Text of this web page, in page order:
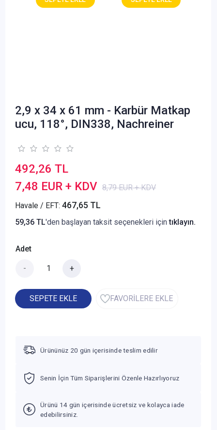
2,9 x 34 x 61 mm - Karbür Matkap
ucu, 118°, DIN338, Nachreiner
492,26 TL
7,48 EUR + KDV 8,79 EUR + KDV
Havale / EFT: 467,65 TL
59,36 TL'den başlayan taksit seçenekleri içintıklayın.
Adet
- +
SEPETE EKLE FAVORİLERE EKLE
Ürününüz 20 gün içerisinde teslim edilir
Senin İçin Tüm Siparişlerini Özenle Hazırlıyoruz
Ürünü 14 gün içerisinde ücretsiz ve kolayca iade
edebilirsiniz.